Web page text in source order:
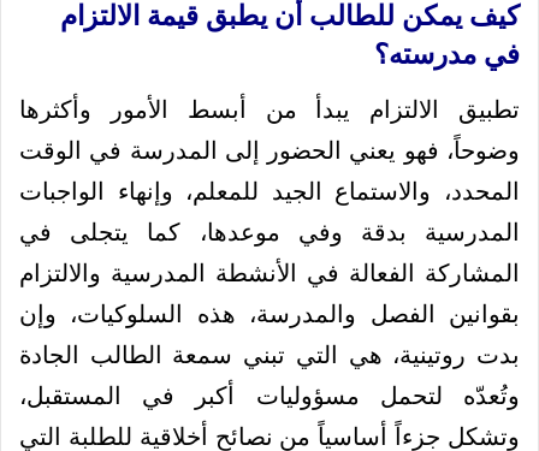
كيف يمكن للطالب أن يطبق قيمة الالتزام
في مدرسته؟
تطبيق الالتزام يبدأ من أبسط الأمور وأكثرها
وضوحاً، فهو يعني الحضور إلى المدرسة في الوقت
المحدد، والاستماع الجيد للمعلم، وإنهاء الواجبات
المدرسية بدقة وفي موعدها، كما يتجلى في
المشاركة الفعالة في الأنشطة المدرسية والالتزام
بقوانين الفصل والمدرسة، هذه السلوكيات، وإن
بدت روتينية، هي التي تبني سمعة الطالب الجادة
وتُعدّه لتحمل مسؤوليات أكبر في المستقبل،
وتشكل جزءاً أساسياً من نصائح أخلاقية للطلبة التي